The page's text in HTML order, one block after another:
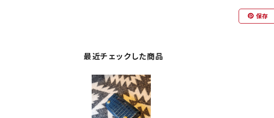
保存
最近チェックした商品